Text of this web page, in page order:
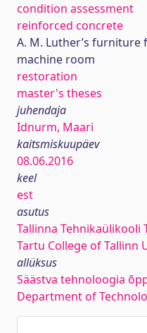
condition assessment
reinforced concrete
A. M. Luther’s furniture
machine room
restoration
master's theses
juhendaja
Idnurm, Maari
kaitsmiskuupäev
08.06.2016
keel
est
asutus
Tallinna Tehnikaülikooli
Tartu College of Tallinn
allüksus
Säästva tehnoloogia
Department of